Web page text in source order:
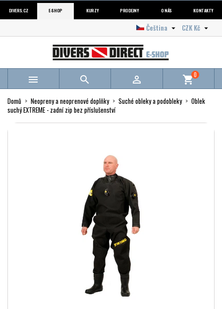
DIVERS.CZ E-SHOP KURZY PRODEJNY O NÁS KONTAKTY
CZK Kč 
Čeština 
   shopping_cart0
Domů Neopreny a neoprenové doplňky Suché obleky a podobleky
Oblek
suchý EXTREME - zadní zip bez příslušenství